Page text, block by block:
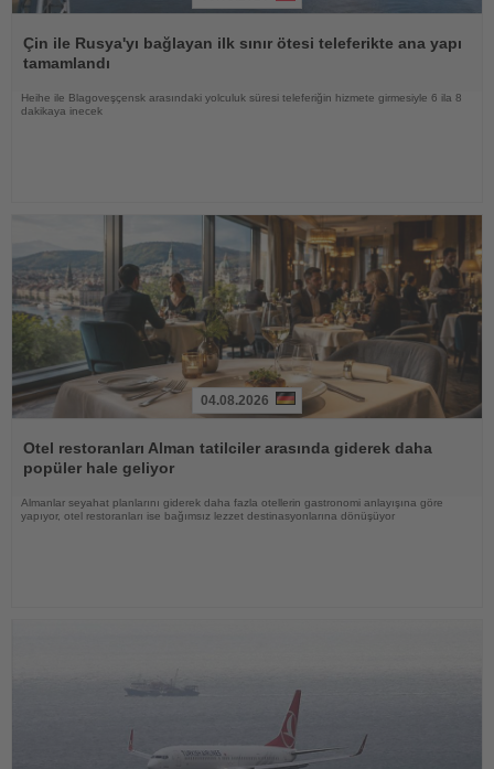
Oku
Çin ile Rusya'yı bağlayan ilk sınır ötesi teleferikte ana yapı
tamamlandı
Heihe ile Blagoveşçensk arasındaki yolculuk süresi teleferiğin hizmete girmesiyle 6 ila 8
dakikaya inecek
Oku
04.08.2026
Otel restoranları Alman tatilciler arasında giderek daha
popüler hale geliyor
Almanlar seyahat planlarını giderek daha fazla otellerin gastronomi anlayışına göre
yapıyor, otel restoranları ise bağımsız lezzet destinasyonlarına dönüşüyor